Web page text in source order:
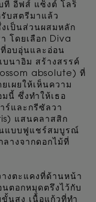
ที่ อีฟส์ แซ็งต์ โลร็
บสตรีมาแล้ว
งเป็นส่วนผสมหลัก
โดยเลือก Diva
อบอุ่นและอ่อน
นาอิม สร้างสรรค์
absolute) ที่
เผยให้เห็นความ
นี้ ซึ่งทำให้เธอ
ร์และกรีซัลวา
แสนคลาสสิก
นแบบฟูแชร์สมบูรณ์
างจากดอกไม้ที่
งตะแคงที่ด้านหน้า
ตอกหมุดตรึงไว้กับ
นสูง เนื้อแก้วที่ทำ